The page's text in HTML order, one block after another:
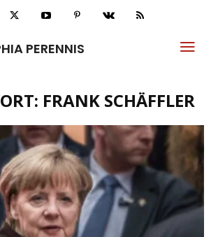
PERENNIS
FRANK SCHÄFFLER